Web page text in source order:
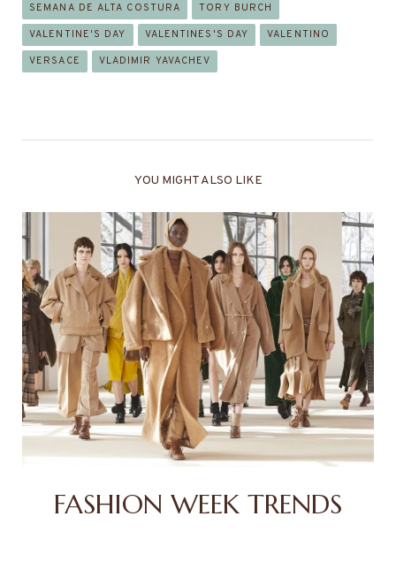
SEMANA DE ALTA COSTURA TORY BURCH
VALENTINE'S DAY VALENTINES'S DAY VALENTINO
VERSACE VLADIMIR YAVACHEV
YOU MIGHT ALSO LIKE
FASHION WEEK TRENDS